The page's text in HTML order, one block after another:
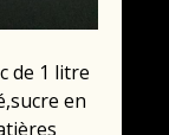
de 1 litre
en